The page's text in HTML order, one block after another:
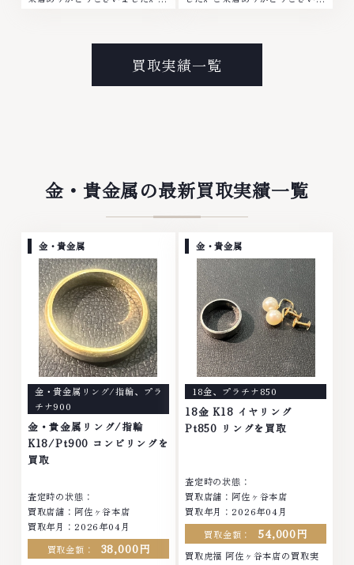
ド衣類 お酒買取りのことなら、
お任せくださいなかでも金・プラ
チナ等のアクセサリー・貴金属・
宝石・ダイヤモンド・ジュエリー
り、他店ではお値段の付かなかっ
ください。TEL: 0120-959-
764営業時間: 10:00～19:00定
休日: 年中無休
品 ブランド衣類 お酒買取りのこ
となら、お任せくださいなかでも
金・プラチナ等のアクセサリー・
貴金属・宝石・ダイヤモンド・ジ
実現しており、他店ではお値段の
軽にご連絡ください。TEL:
0120-959-764営業時間: 10:00
～19:00定休日: 年中無休
買取実績一覧
金・貴金属の最新買取実績一覧
金・貴金属
金・貴金属リング/指輪、 プラ
チナ900
金・貴金属リング/指輪
K18/Pt900 コンビリングを
買取
査定時の状態：
買取店舗：阿佐ヶ谷本店
買取年月：2026年04月
買取金額：
38,000円
金・貴金属
18金、 プラチナ850
18金 K18 イヤリング
Pt850 リングを買取
査定時の状態：
買取店舗：阿佐ヶ谷本店
買取年月：2026年04月
買取金額：
54,000円
買取虎福 阿佐ヶ谷本店の買取実